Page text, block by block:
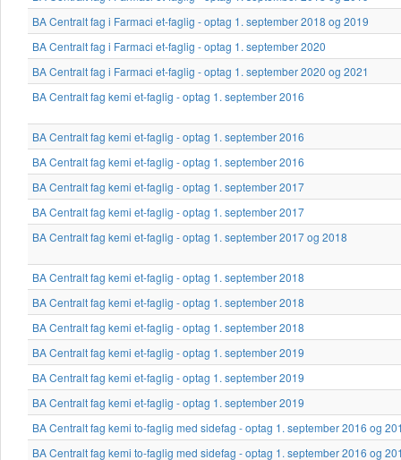
BA Centralt fag i Farmaci et-faglig - optag 1. september 2018 og 2019
BA Centralt fag i Farmaci et-faglig - optag 1. september 2020
BA Centralt fag i Farmaci et-faglig - optag 1. september 2020 og 2021
BA Centralt fag kemi et-faglig - optag 1. september 2016
BA Centralt fag kemi et-faglig - optag 1. september 2016
BA Centralt fag kemi et-faglig - optag 1. september 2016
BA Centralt fag kemi et-faglig - optag 1. september 2017
BA Centralt fag kemi et-faglig - optag 1. september 2017
BA Centralt fag kemi et-faglig - optag 1. september 2017 og 2018
BA Centralt fag kemi et-faglig - optag 1. september 2018
BA Centralt fag kemi et-faglig - optag 1. september 2018
BA Centralt fag kemi et-faglig - optag 1. september 2018
BA Centralt fag kemi et-faglig - optag 1. september 2019
BA Centralt fag kemi et-faglig - optag 1. september 2019
BA Centralt fag kemi et-faglig - optag 1. september 2019
BA Centralt fag kemi to-faglig med sidefag - optag 1. september 2016 og
BA Centralt fag kemi to-faglig med sidefag - optag 1. september 2016 og